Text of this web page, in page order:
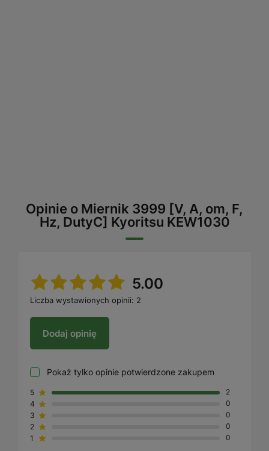
Opinie o Miernik 3999 [V, A, om, F,
Hz, DutyC] Kyoritsu KEW1030
5.00
Liczba wystawionych opinii: 2
Dodaj opinię
Pokaż tylko opinie potwierdzone zakupem
5
2
4
0
3
0
2
0
1
0